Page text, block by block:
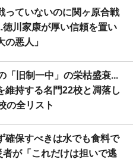
っていないのに関ヶ原合戦
徳川家康が厚い信頼を置い
の悪人」
「旧制一中」の栄枯盛衰...
維持する名門22校と凋落し
の全リスト
確保すべきは水でも食料で
者が「これだけは担いで逃